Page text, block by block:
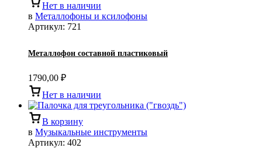
Нет в наличии
в Металлофоны и ксилофоны
Артикул: 721
Металлофон составной пластиковый
1790,00 ₽
Нет в наличии
В корзину
в Музыкальные инструменты
Артикул: 402